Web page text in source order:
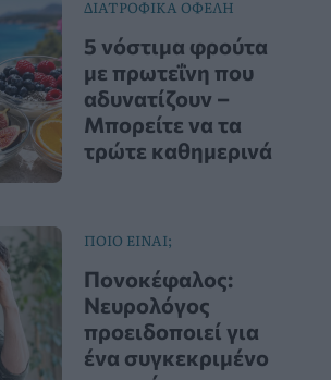
ΔΙΑΤΡΟΦΙΚΑ ΟΦΕΛΗ
5 νόστιμα φρούτα
με πρωτεΐνη που
αδυνατίζουν –
Μπορείτε να τα
τρώτε καθημερινά
ΠΟΙΟ ΕΙΝΑΙ;
Πονοκέφαλος:
Νευρολόγος
προειδοποιεί για
ένα συγκεκριμένο